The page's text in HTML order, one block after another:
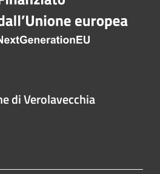
di Verolavecchia